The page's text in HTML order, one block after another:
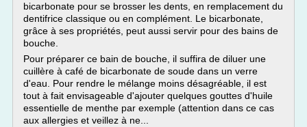
bicarbonate pour se brosser les dents, en remplacement du
dentifrice classique ou en complément. Le bicarbonate,
grâce à ses propriétés, peut aussi servir pour des bains de
bouche.
Pour préparer ce bain de bouche, il suffira de diluer une
cuillère à café de bicarbonate de soude dans un verre
d'eau. Pour rendre le mélange moins désagréable, il est
tout à fait envisageable d'ajouter quelques gouttes d'huile
essentielle de menthe par exemple (attention dans ce cas
aux allergies et veillez à ne...